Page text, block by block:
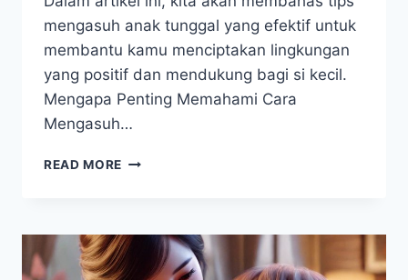
mengasuh anak tunggal yang efektif untuk
membantu kamu menciptakan lingkungan
yang positif dan mendukung bagi si kecil.
Mengapa Penting Memahami Cara
Mengasuh…
READ MORE TIPS
UNTUK
ORANG
TUA